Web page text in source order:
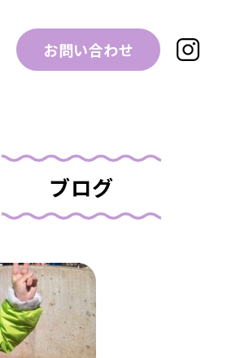
お問い合わせ
ブログ